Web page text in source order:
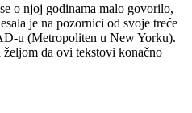
o njoj godinama malo govorilo,
je na pozornici od svoje treće
u (Metropoliten u New Yorku).
da ovi tekstovi konačno